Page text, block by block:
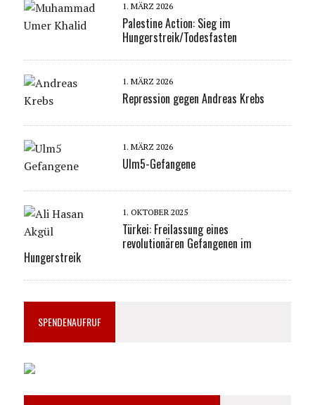
1. MÄRZ 2026
Palestine Action: Sieg im
Hungerstreik/Todesfasten
1. MÄRZ 2026
Repression gegen Andreas Krebs
1. MÄRZ 2026
Ulm5-Gefangene
1. OKTOBER 2025
Türkei: Freilassung eines
revolutionären Gefangenen im
Hungerstreik
SPENDENAUFRUF